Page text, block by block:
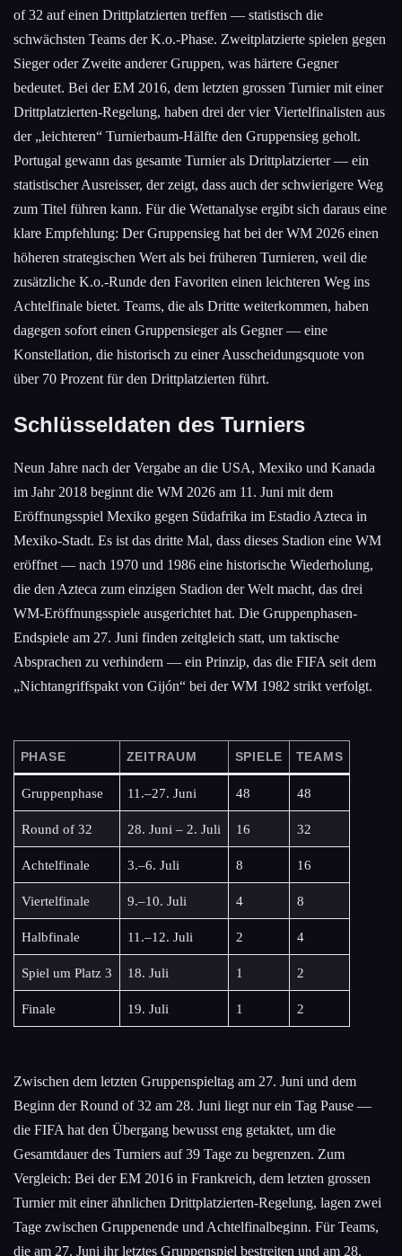
of 32 auf einen Drittplatzierten treffen — statistisch die
schwächsten Teams der K.o.-Phase. Zweitplatzierte spielen gegen
Sieger oder Zweite anderer Gruppen, was härtere Gegner
bedeutet. Bei der EM 2016, dem letzten grossen Turnier mit einer
Drittplatzierten-Regelung, haben drei der vier Viertelfinalisten aus
der „leichteren“ Turnierbaum-Hälfte den Gruppensieg geholt.
Portugal gewann das gesamte Turnier als Drittplatzierter — ein
statistischer Ausreisser, der zeigt, dass auch der schwierigere Weg
zum Titel führen kann. Für die Wettanalyse ergibt sich daraus eine
klare Empfehlung: Der Gruppensieg hat bei der WM 2026 einen
höheren strategischen Wert als bei früheren Turnieren, weil die
zusätzliche K.o.-Runde den Favoriten einen leichteren Weg ins
Achtelfinale bietet. Teams, die als Dritte weiterkommen, haben
dagegen sofort einen Gruppensieger als Gegner — eine
Konstellation, die historisch zu einer Ausscheidungsquote von
über 70 Prozent für den Drittplatzierten führt.
Schlüsseldaten des Turniers
Neun Jahre nach der Vergabe an die USA, Mexiko und Kanada
im Jahr 2018 beginnt die WM 2026 am 11. Juni mit dem
Eröffnungsspiel Mexiko gegen Südafrika im Estadio Azteca in
Mexiko-Stadt. Es ist das dritte Mal, dass dieses Stadion eine WM
eröffnet — nach 1970 und 1986 eine historische Wiederholung,
die den Azteca zum einzigen Stadion der Welt macht, das drei
WM-Eröffnungsspiele ausgerichtet hat. Die Gruppenphasen-
Endspiele am 27. Juni finden zeitgleich statt, um taktische
Absprachen zu verhindern — ein Prinzip, das die FIFA seit dem
„Nichtangriffspakt von Gijón“ bei der WM 1982 strikt verfolgt.
PHASE ZEITRAUM SPIELE TEAMS
Gruppenphase 11.–27. Juni 48 48
Round of 32 28. Juni – 2. Juli 16 32
Achtelfinale 3.–6. Juli 8 16
Viertelfinale 9.–10. Juli 4 8
Halbfinale 11.–12. Juli 2 4
Spiel um Platz 3 18. Juli 1 2
Finale 19. Juli 1 2
Zwischen dem letzten Gruppenspieltag am 27. Juni und dem
Beginn der Round of 32 am 28. Juni liegt nur ein Tag Pause —
die FIFA hat den Übergang bewusst eng getaktet, um die
Gesamtdauer des Turniers auf 39 Tage zu begrenzen. Zum
Vergleich: Bei der EM 2016 in Frankreich, dem letzten grossen
Turnier mit einer ähnlichen Drittplatzierten-Regelung, lagen zwei
Tage zwischen Gruppenende und Achtelfinalbeginn. Für Teams,
die am 27. Juni ihr letztes Gruppenspiel bestreiten und am 28.